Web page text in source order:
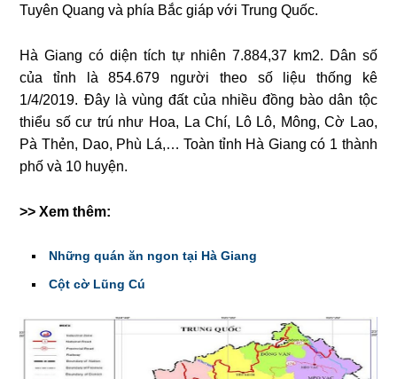
Tuyên Quang và phía Bắc giáp với Trung Quốc.
Hà Giang có diện tích tự nhiên 7.884,37 km2. Dân số
của tỉnh là 854.679 người theo số liệu thống kê
1/4/2019. Đây là vùng đất của nhiều đồng bào dân tộc
thiểu số cư trú như Hoa, La Chí, Lô Lô, Mông, Cờ Lao,
Pà Thẻn, Dao, Phù Lá,… Toàn tỉnh Hà Giang có 1 thành
phố và 10 huyện.
>> Xem thêm:
Những quán ăn ngon tại Hà Giang
Cột cờ Lũng Cú